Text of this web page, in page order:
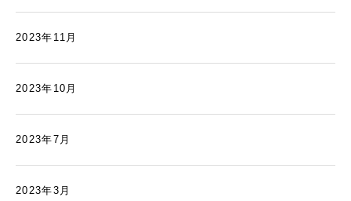
2023年11月
2023年10月
2023年7月
2023年3月